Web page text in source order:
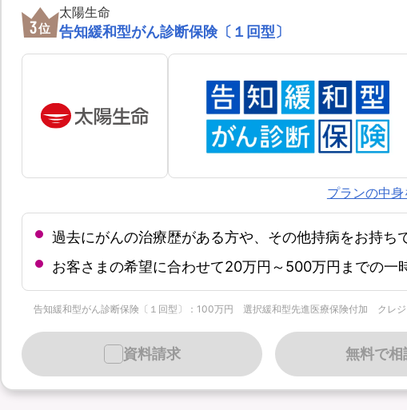
3位
太陽生命
告知緩和型がん診断保険〔１回型〕
プランの中身
過去にがんの治療歴がある方や、その他持病をお持ち
お客さまの希望に合わせて20万円～500万円までの一
告知緩和型がん診断保険〔１回型〕：100万円 選択緩和型先進医療保険付加 クレ
無料で相
資料請求